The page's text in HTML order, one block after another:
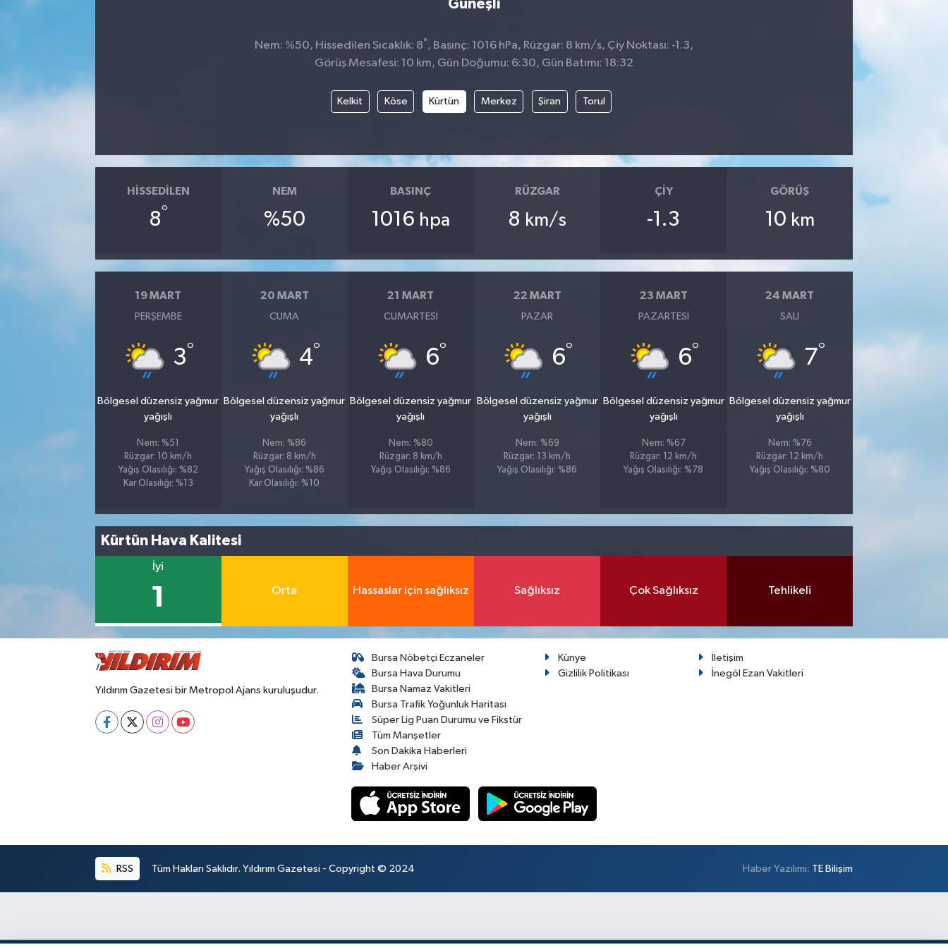
Güneşli
Nem: %50, Hissedilen Sıcaklık: 8° , Basınç: 1016 hPa, Rüzgar: 8 km/s, Çiy Noktası: -1.3,
Görüş Mesafesi: 10 km, Gün Doğumu: 6:30, Gün Batımı: 18:32
Kelkit Köse Kürtün Merkez Şiran Torul
HISSEDILEN
8°
NEM
%50
BASINÇ
1016 hpa
RÜZGAR
8 km/s
ÇIY
-1.3
GÖRÜŞ
10 km
19 MART
PERŞEMBE
3°
Bölgesel düzensiz yağmur
yağışlı
Nem: %51
Rüzgar: 10 km/h
Yağış Olasılığı: %82
Kar Olasılığı: %13
20 MART
CUMA
4°
Bölgesel düzensiz yağmur
yağışlı
Nem: %86
Rüzgar: 8 km/h
Yağış Olasılığı: %86
Kar Olasılığı: %10
21 MART
CUMARTESI
6°
Bölgesel düzensiz yağmur
yağışlı
Nem: %80
Rüzgar: 8 km/h
Yağış Olasılığı: %86
22 MART
PAZAR
6°
Bölgesel düzensiz yağmur
yağışlı
Nem: %69
Rüzgar: 13 km/h
Yağış Olasılığı: %86
23 MART
PAZARTESI
6°
Bölgesel düzensiz yağmur
yağışlı
Nem: %67
Rüzgar: 12 km/h
Yağış Olasılığı: %78
24 MART
SALI
7°
Bölgesel düzensiz yağmur
yağışlı
Nem: %76
Rüzgar: 12 km/h
Yağış Olasılığı: %80
Kürtün Hava Kalitesi
İyi
1 Orta Hassaslar için sağlıksız Sağlıksız Çok Sağlıksız Tehlikeli
Yıldırım Gazetesi bir Metropol Ajans kuruluşudur.
Bursa Nöbetçi Eczaneler
Bursa Hava Durumu
Bursa Namaz Vakitleri
Bursa Trafik Yoğunluk Haritası
Süper Lig Puan Durumu ve Fikstür
Tüm Manşetler
Son Dakika Haberleri
Haber Arşivi
Künye
İletişim
Gizlilik Politikası
İnegöl Ezan Vakitleri
RSS Tüm Hakları Saklıdır. Yıldırım Gazetesi - Copyright © 2024 Haber Yazılımı: TE Bilişim